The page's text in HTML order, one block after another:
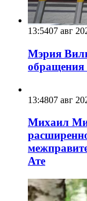
13:5407 авг
Мэрия
обращения
13:4807 авг
Михаил
Ате